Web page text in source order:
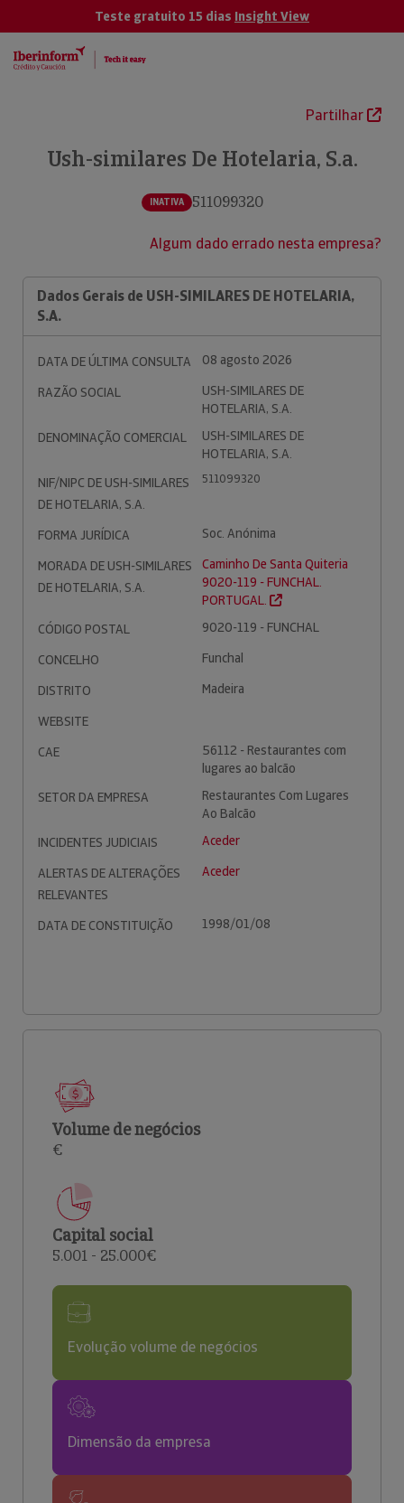
Teste gratuito 15 dias Insight View
Partilhar
Ush-similares De Hotelaria, S.a.
INATIVA 511099320
Algum dado errado nesta empresa?
Dados Gerais de USH-SIMILARES DE HOTELARIA,
S.A.
DATA DE ÚLTIMA CONSULTA
08 agosto 2026
RAZÃO SOCIAL
USH-SIMILARES DE
HOTELARIA, S.A.
DENOMINAÇÃO COMERCIAL
USH-SIMILARES DE
HOTELARIA, S.A.
NIF/NIPC DE USH-SIMILARES
DE HOTELARIA, S.A.
511099320
FORMA JURÍDICA
Soc. Anónima
MORADA DE USH-SIMILARES
DE HOTELARIA, S.A.
Caminho De Santa Quiteria
9020-119 - FUNCHAL.
PORTUGAL.
CÓDIGO POSTAL
9020-119 - FUNCHAL
CONCELHO
Funchal
DISTRITO
Madeira
WEBSITE
CAE
56112 - Restaurantes com
lugares ao balcão
SETOR DA EMPRESA
Restaurantes Com Lugares
Ao Balcão
INCIDENTES JUDICIAIS
Aceder
ALERTAS DE ALTERAÇÕES
RELEVANTES
Aceder
DATA DE CONSTITUIÇÃO 1998/01/08
Volume de negócios
€
Capital social
5.001 - 25.000€
Evolução volume de negócios
Dimensão da empresa